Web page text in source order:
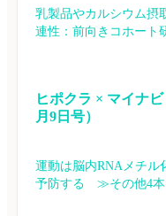
乳製品やカルシウム摂
連性：前向きコホート
ヒポクラ × マイナ
月9日号）
運動は脳内RNAメチル
予防する　≫その他4本